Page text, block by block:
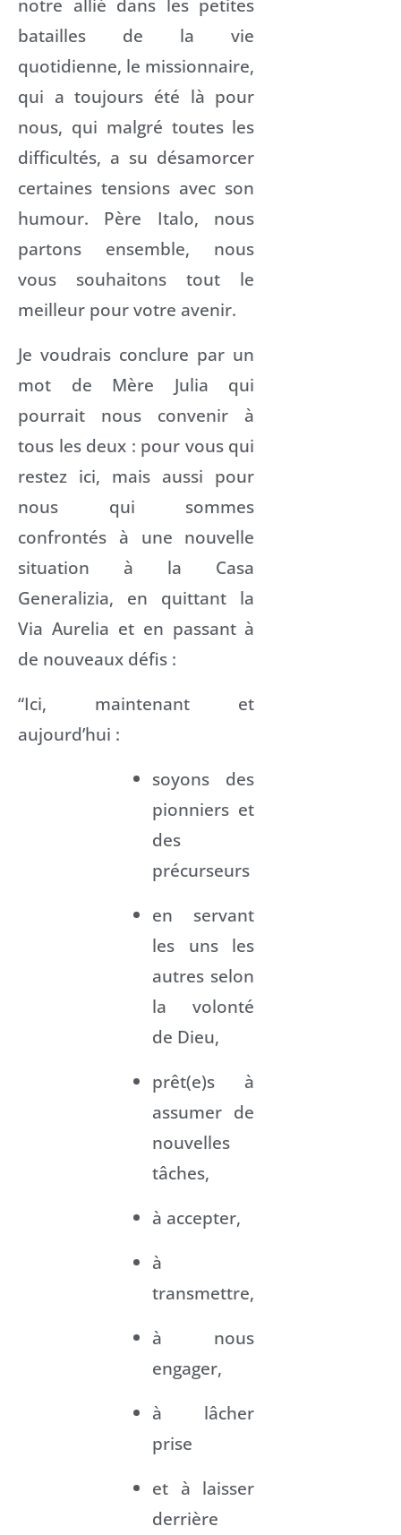
batailles de la vie
quotidienne, le missionnaire,
qui a toujours été là pour
nous, qui malgré toutes les
difficultés, a su désamorcer
certaines tensions avec son
humour. Père Italo, nous
partons ensemble, nous
vous souhaitons tout le
meilleur pour votre avenir.
Je voudrais conclure par un
mot de Mère Julia qui
pourrait nous convenir à
tous les deux : pour vous qui
restez ici, mais aussi pour
nous qui sommes
confrontés à une nouvelle
situation à la Casa
Generalizia, en quittant la
Via Aurelia et en passant à
de nouveaux défis :
“Ici, maintenant et
aujourd’hui :
soyons des
pionniers et
des
précurseurs
en servant
les uns les
autres selon
la volonté
de Dieu,
prêt(e)s à
assumer de
nouvelles
tâches,
à accepter,
à
transmettre,
à nous
engager,
à lâcher
prise
et à laisser
derrière